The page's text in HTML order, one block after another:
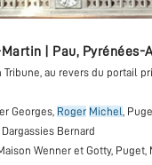
Martin Pau, Pyrénées-
Tribune, au revers du portail
Georges, Roger Michel ,
Bernard
Wenner et Gotty, Puget,